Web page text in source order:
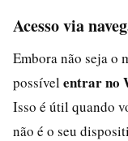
Acesso via
Embora não seja o
possível entrar no
Isso é útil quando
não é o seu